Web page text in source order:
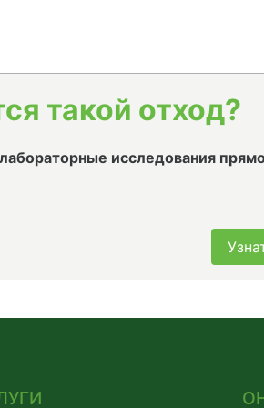
такой отход?
исследования